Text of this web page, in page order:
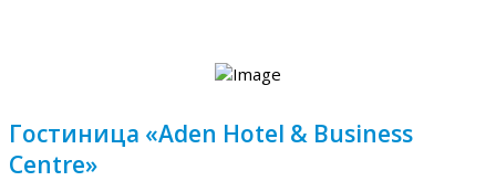
Гостиница «Aden Hotel & Business
Centre»